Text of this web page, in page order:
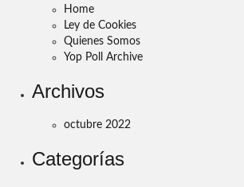
Home
Ley de Cookies
Quienes Somos
Yop Poll Archive
Archivos
octubre 2022
Categorías